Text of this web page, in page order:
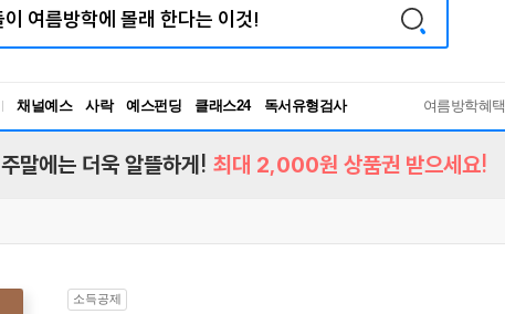
채널예스 사락 예스펀딩 클래스24
독서유형검사
RBTI Lab
여름방학혜택
주말에는 더욱 알뜰하게! 최대 2,000원 상품권 받으세요!
소득공제